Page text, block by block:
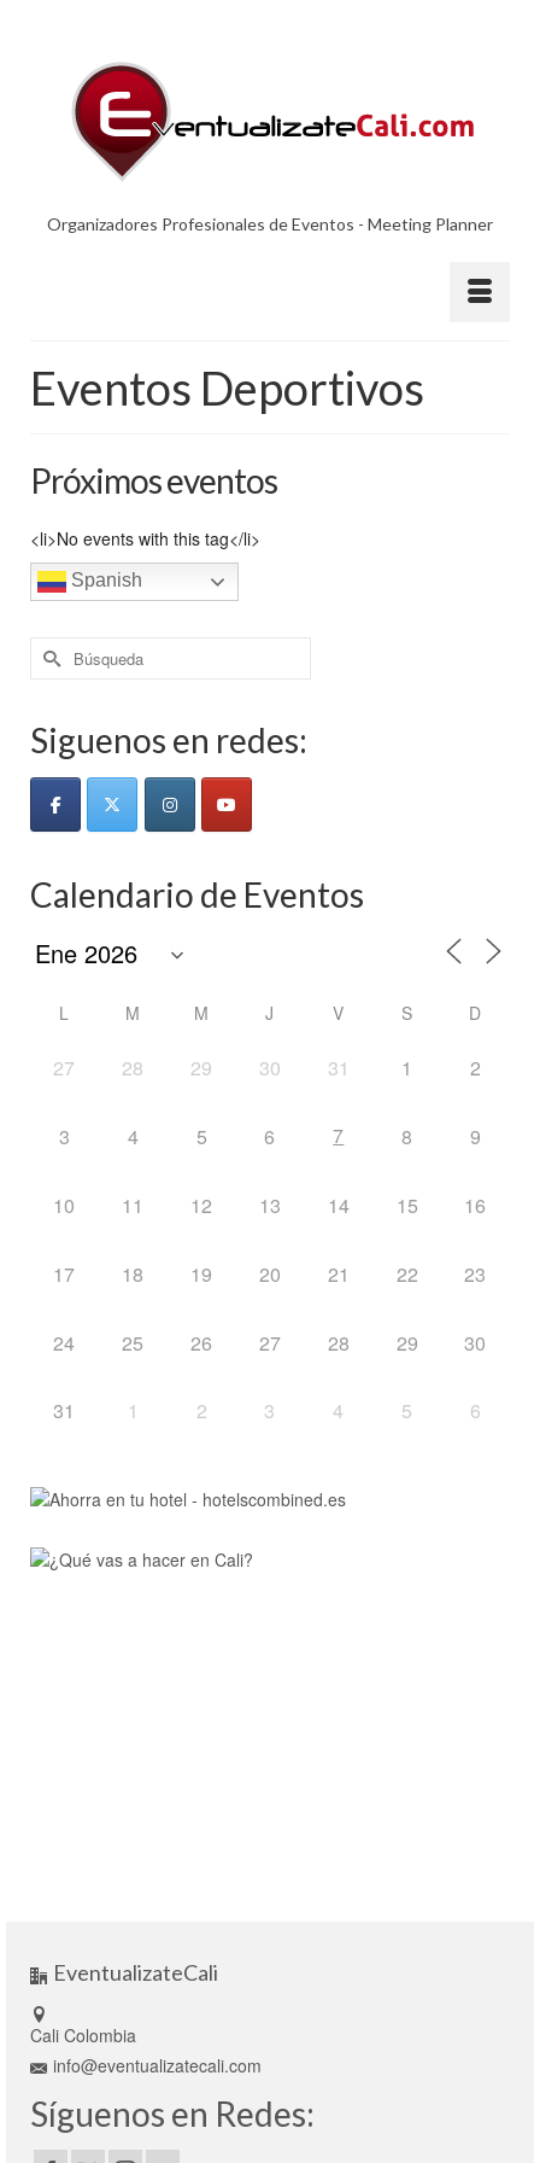
Organizadores Profesionales de Eventos - Meeting Planner
Eventos Deportivos
Próximos eventos
<li>No events with this tag</li>
Spanish
Buscar
por:
Siguenos en redes:
Calendario de Eventos
L M M J V S D
27 28 29 30 31 1 2
3 4 5 6 7 8 9
10 11 12 13 14 15 16
17 18 19 20 21 22 23
24 25 26 27 28 29 30
31 1 2 3 4 5 6
EventualizateCali
Cali Colombia
info@eventualizatecali.com
Síguenos en Redes: